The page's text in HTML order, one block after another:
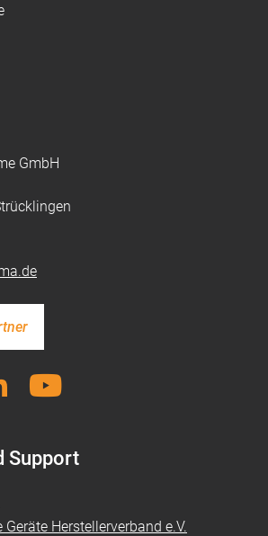
GmbH
Support
Herstellerverband e.V.